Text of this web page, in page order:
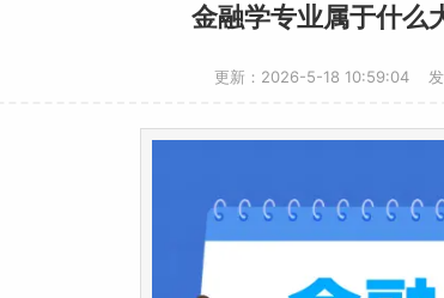
金融学专业属于什么
更新：2026-5-18 10:59:04 发